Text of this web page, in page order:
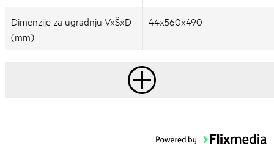
Dimenzije za ugradnju VxŠxD
(mm)
44x560x490